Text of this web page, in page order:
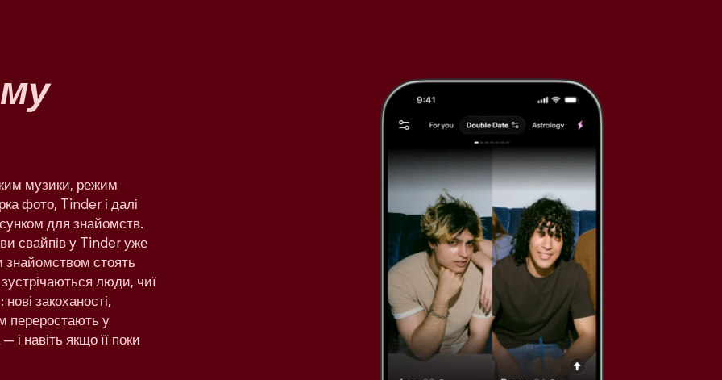
музики, режим
фото, Tinder і далі
для знайомств.
свайпів у Tinder уже
знайомством стоять
люди, чиї
закоханості,
переростають у
і навіть якщо її поки